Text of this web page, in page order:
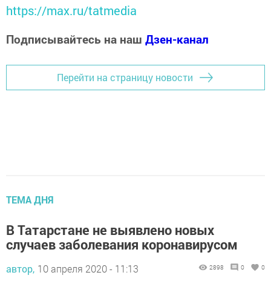
https://max.ru/tatmedia
Подписывайтесь на наш Дзен-канал
Перейти на страницу новости
ТЕМА ДНЯ
В Татарстане не выявлено новых
случаев заболевания коронавирусом
автор, 10 апреля 2020 - 11:13 2898 0 0